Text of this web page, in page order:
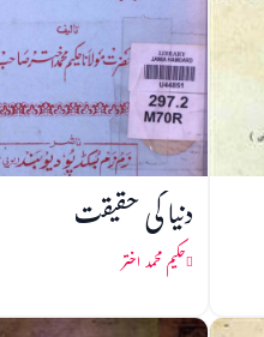
دنیا کی حقیقت
حکیم محمد اختر